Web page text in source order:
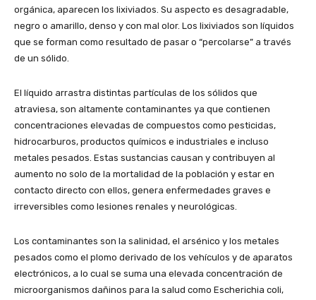
orgánica, aparecen los lixiviados. Su aspecto es desagradable,
negro o amarillo, denso y con mal olor. Los lixiviados son líquidos
que se forman como resultado de pasar o “percolarse” a través
de un sólido.
El líquido arrastra distintas partículas de los sólidos que
atraviesa, son altamente contaminantes ya que contienen
concentraciones elevadas de compuestos como pesticidas,
hidrocarburos, productos químicos e industriales e incluso
metales pesados. Estas sustancias causan y contribuyen al
aumento no solo de la mortalidad de la población y estar en
contacto directo con ellos, genera enfermedades graves e
irreversibles como lesiones renales y neurológicas.
Los contaminantes son la salinidad, el arsénico y los metales
pesados como el plomo derivado de los vehículos y de aparatos
electrónicos, a lo cual se suma una elevada concentración de
microorganismos dañinos para la salud como Escherichia coli,